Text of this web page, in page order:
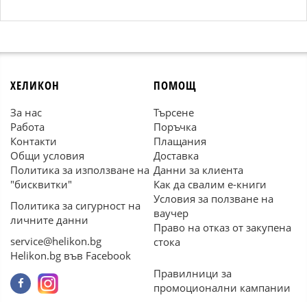
ХЕЛИКОН
За нас
Работа
Контакти
Общи условия
Политика за използване на
"бисквитки"
Политика за сигурност на
личните данни
service@helikon.bg
Helikon.bg във Facebook
ПОМОЩ
Търсене
Поръчка
Плащания
Доставка
Данни за клиента
Как да свалим е-книги
Условия за ползване на
ваучер
Право на отказ от закупена
стока
Правилници за
промоционални кампании